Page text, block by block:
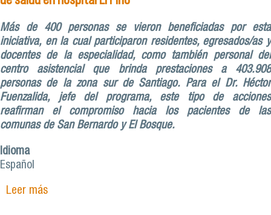
Más de 400 personas se vieron beneficiadas por esta
iniciativa, en la cual participaron residentes, egresados/as y
docentes de la especialidad, como también personal del
centro asistencial que brinda prestaciones a 403.908
personas de la zona sur de Santiago. Para el Dr. Héctor
Fuenzalida, jefe del programa, este tipo de acciones
reafirman el compromiso hacia los pacientes de las
comunas de San Bernardo y El Bosque.
Idioma
Español
Leer mássobre Programa de Formación de Médico